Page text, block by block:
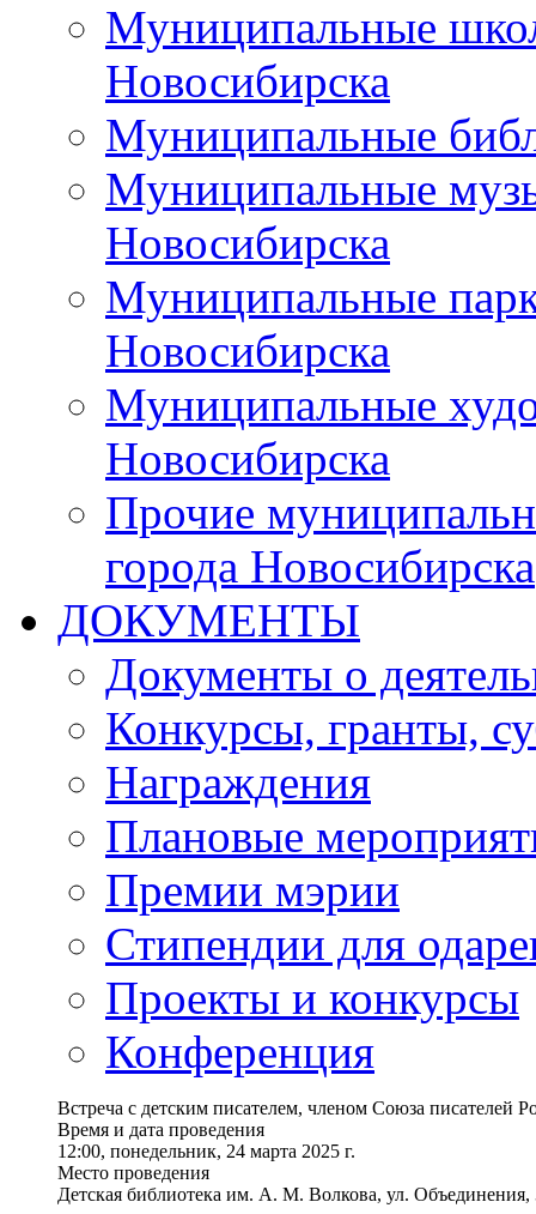
Муниципальные
Новосибирска
Муниципальные
Муниципальные
Новосибирска
Муниципальные
Новосибирска
Муниципальные
Новосибирска
Прочие
города Новосибирска
ДОКУМЕНТЫ
Документы о
Конкурсы, гранты,
Награждения
Плановые
Премии мэрии
Стипендии для
Проекты и конкурсы
Конференция
Встреча с детским писателем, членом Союза писателей
Время и дата проведения
12:00, понедельник, 24 марта 2025 г.
Место проведения
Детская библиотека им. А. М. Волкова, ул.